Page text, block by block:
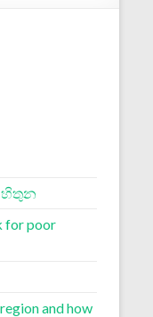
හිතුන
for poor
and how